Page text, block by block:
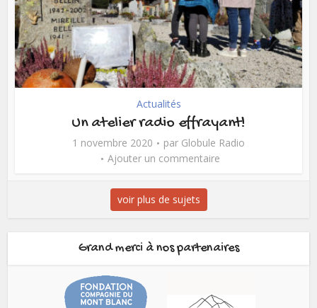
Actualités
Un atelier radio effrayant!
1 novembre 2020 par Globule Radio
Ajouter un commentaire
voir plus de sujets
Grand merci à nos partenaires